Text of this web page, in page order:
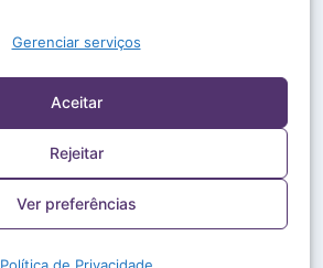
Gerenciar serviços
Aceitar
Rejeitar
Ver preferências